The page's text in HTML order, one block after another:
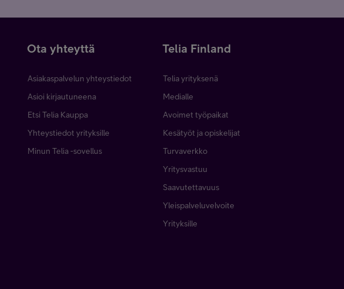
Ota yhteyttä
Asiakaspalvelun yhteystiedot
Asioi kirjautuneena
Etsi Telia Kauppa
Yhteystiedot yrityksille
Minun Telia -sovellus
Telia Finland
Telia yrityksenä
Medialle
Avoimet työpaikat
Kesätyöt ja opiskelijat
Turvaverkko
Yritysvastuu
Saavutettavuus
Yleispalveluvelvoite
Yrityksille